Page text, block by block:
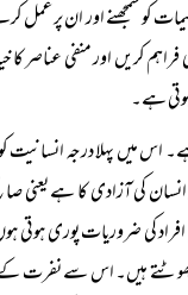
کو سمجھنے اور ان پر عمل
کریں اور منفی عناصر
ہے۔
اس میں پہلا درجہ
کی آزادی کا ہے یعنی
کی ضروریات پوری ہوتی
ہیں۔ اس سے نفرت کے